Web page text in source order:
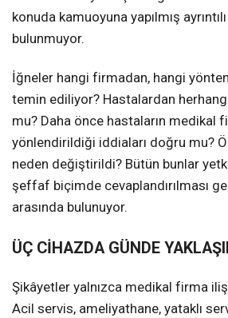
konuda kamuoyuna yapılmış
bulunmuyor.
İğneler hangi firmadan, hangi
temin ediliyor? Hastalardan
mu? Daha önce hastaların medikal
yönlendirildiği iddiaları doğru mu?
neden değiştirildi? Bütün bunlar
şeffaf biçimde cevaplandırılması
arasında bulunuyor.
ÜÇ CİHAZDA GÜNDE
Şikâyetler yalnızca medikal firma
Acil servis, ameliyathane, yataklı